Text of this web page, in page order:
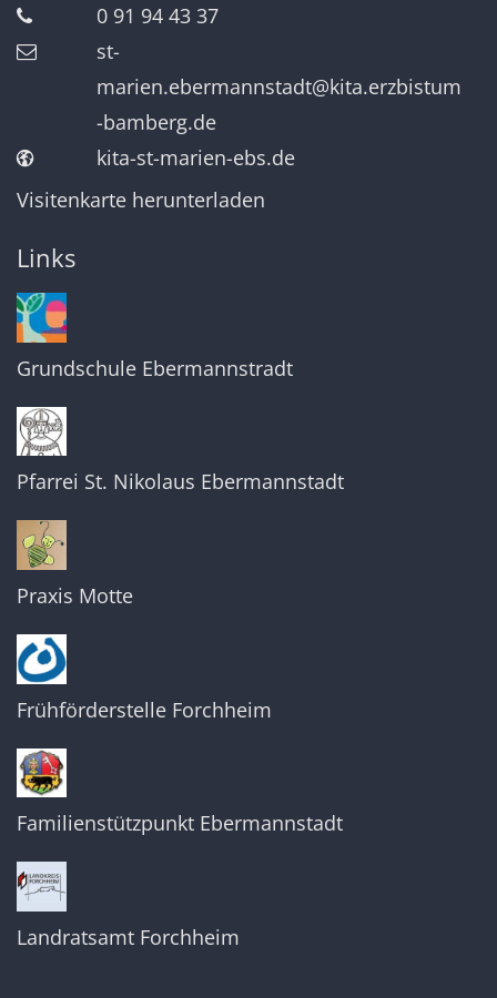
0 91 94 43 37
st-
marien.ebermannstadt@kita.erzbistum
-bamberg.de
kita-st-marien-ebs.de
Visitenkarte herunterladen
Links
Grundschule Ebermannstradt
Pfarrei St. Nikolaus Ebermannstadt
Praxis Motte
Frühförderstelle Forchheim
Familienstützpunkt Ebermannstadt
Landratsamt Forchheim